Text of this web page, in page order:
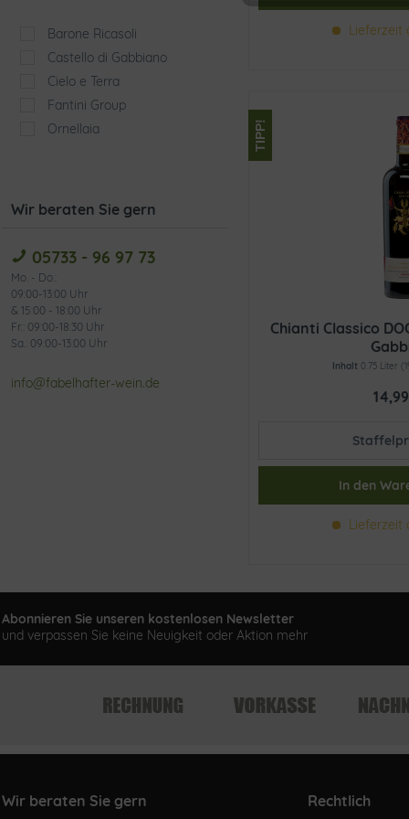
Barone Ricasoli
Castello di Gabbiano
Cielo e Terra
Fantini Group
Ornellaia
Wir beraten Sie gern
05733 - 96 97 73
Mo. - Do.:
09:00-13:00 Uhr
& 15:00 - 18:00 Uhr
Fr.: 09:00-18:30 Uhr
Sa.: 09:00-13:00 Uhr
info@fabelhafter-wein.de
Lieferzeit
TIPP!
Chianti Classico
Inhalt 0.75 Liter
In den
Lieferzeit
Abonnieren Sie unseren kostenlosen Newsletter
und verpassen Sie keine Neuigkeit oder Aktion mehr
Wir beraten Sie gern Rechtlich